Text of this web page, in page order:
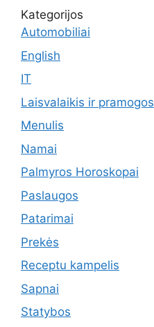
Kategorijos
Automobiliai
English
IT
Laisvalaikis ir pramogos
Menulis
Namai
Palmyros Horoskopai
Paslaugos
Patarimai
Prekės
Receptu kampelis
Sapnai
Statybos